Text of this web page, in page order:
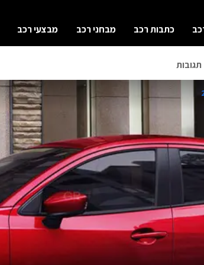
כתבות רכב מבחני רכב מבצעי רכב
תגובות